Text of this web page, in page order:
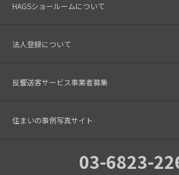
HAGSショールームについて
法人登録について
反響送客サービス事業者募集
住まいの事例写真サイト
03-6823-